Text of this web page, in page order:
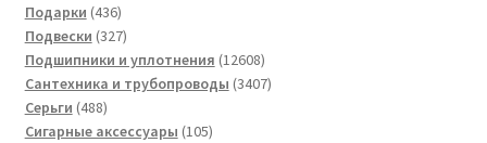
Подарки 436436
товаров
Подвески 327327
товаров
Подшипники и уплотнения 1260812608
товаров
Сантехника и трубопроводы 34073407
Серьги 488488
товаров
Сигарные аксессуары 105105